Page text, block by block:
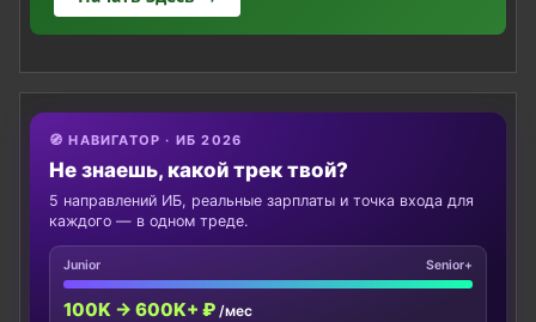
🧭 НАВИГАТОР · ИБ 2026
Не знаешь, какой трек твой?
5 направлений ИБ, реальные зарплаты и точка входа для
каждого — в одном треде.
Junior Senior+
100K → 600K+ ₽ /мес